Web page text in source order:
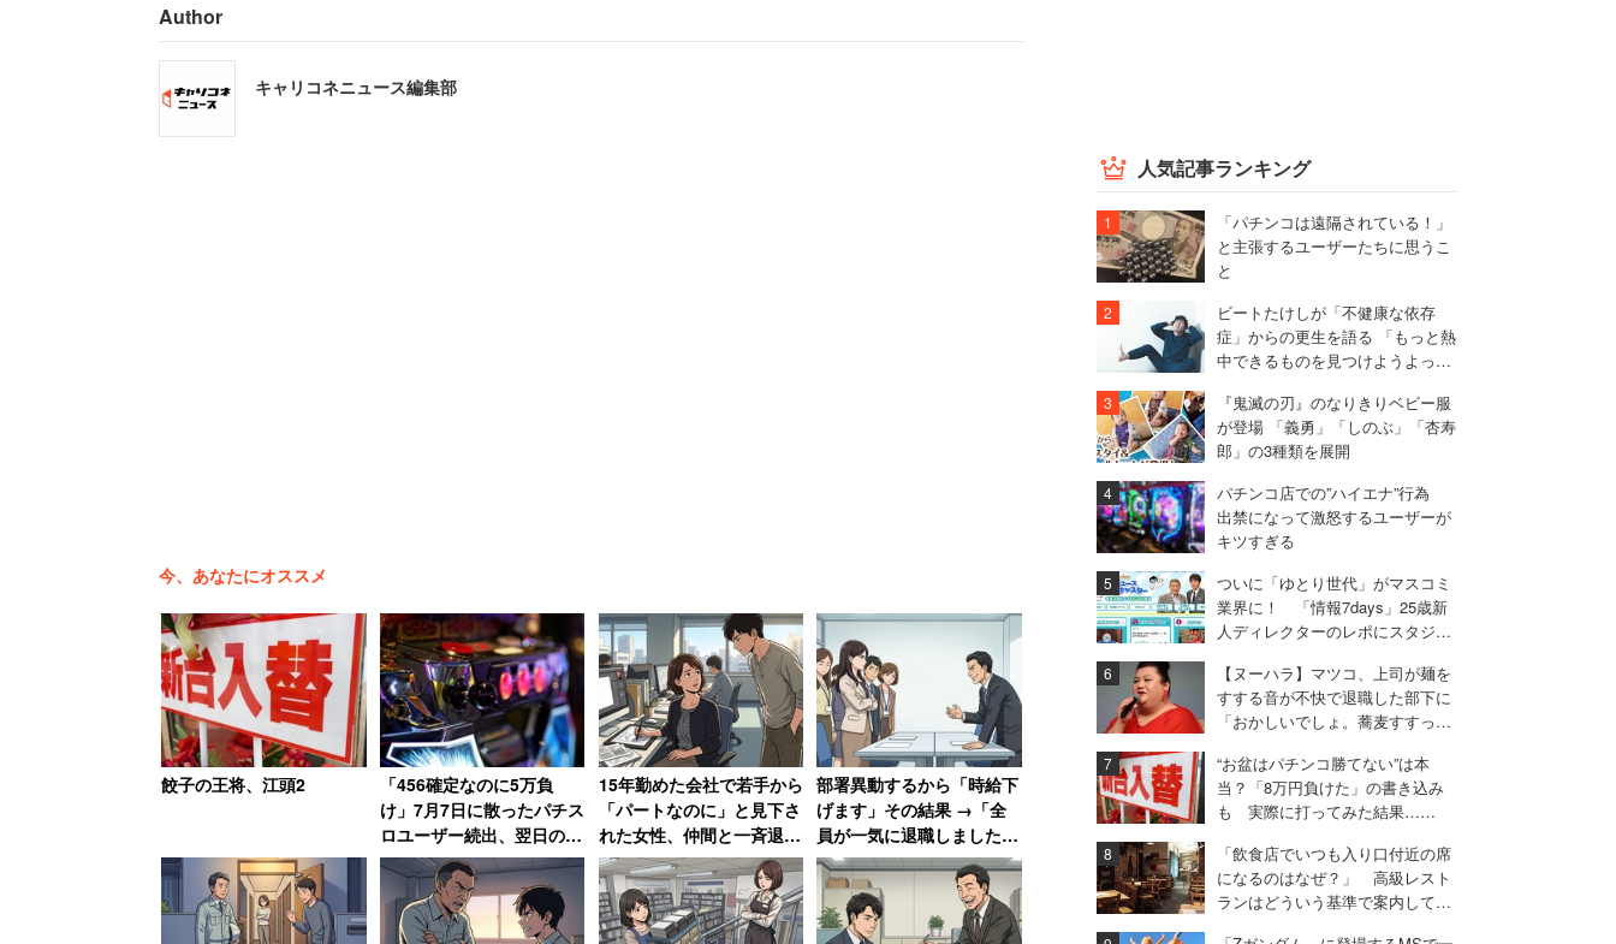
「えー、びっくりしました。NHK紅白。米津玄師さん。白組ですか。初出場。ホ
Author
キャリコネニュース編集部
今、あなたにオススメ
餃子の王将、江頭2
「456確定なのに5万負
け」7月7日に散ったパチス
ロユーザー続出、翌日の
「熱くもない日」に10万負
けた猛者も
15年勤めた会社で若手から
「パートなのに」と見下さ
れた女性、仲間と一斉退職
した結果
部署異動するから「時給下
げます」その結果 →「全
員が一気に退職しました」
会社がパニックに陥った話
人気記事ランキング
「パチンコは遠隔されている！」
と主張するユーザーたちに思うこ
と
ビートたけしが「不健康な依存
症」からの更生を語る 「もっと熱
中できるものを見つけようよっ
『鬼滅の刃』のなりきりベビー服
が登場 「義勇」「しのぶ」「杏寿
郎」の3種類を展開
パチンコ店での”ハイエナ”行為
出禁になって激怒するユーザーが
キツすぎる
ついに「ゆとり世代」がマスコミ
業界に！ 「情報7days」25歳新
人ディレクターのレポにスタジオ
【ヌーハラ】マツコ、上司が麺を
すする音が不快で退職した部下に
「おかしいでしょ。蕎麦すすって
“お盆はパチンコ勝てない”は本
当？「8万円負けた」の書き込み
も 実際に打ってみた結果……
「飲食店でいつも入り口付近の席
になるのはなぜ？」 高級レスト
ランはどういう基準で案内してい